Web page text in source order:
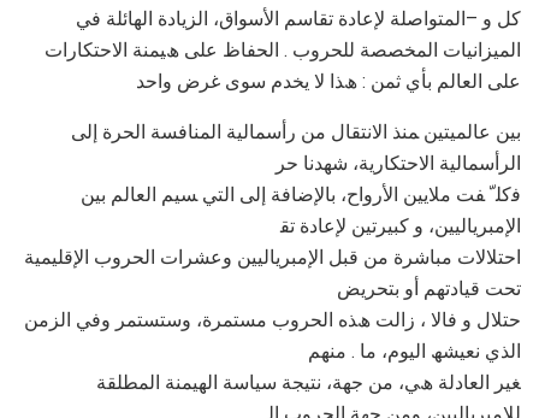
ﻛﻞ و –اﻟﻤﺘﻮاﺻﻠﺔ ﻹﻋﺎدة ﺗﻘﺎﺳﻢ اﻷﺳﻮاق، اﻟﺰﯾﺎدة اﻟﮭﺎﺋﻠﺔ ﻓﻲ
اﻟﻤﯿﺰاﻧﯿﺎت اﻟﻤﺨﺼﺼﺔ ﻟﻠﺤﺮوب . اﻟﺤﻔﺎظ ﻋﻠﻰ ھﯿﻤﻨﺔ اﻻﺣﺘﻜﺎرات
ﻋﻠﻰ اﻟﻌﺎﻟﻢ ﺑﺄي ﺛﻤﻦ : ھﺬا ﻻ ﯾﺨﺪم ﺳﻮى ﻏﺮض واﺣﺪ
ﺑﯿﻦ ﻋﺎﻟﻤﯿﺘﯿﻦ ﻤﻨﺬ اﻻﻧﺘﻘﺎل ﻣﻦ رأﺳﻤﺎﻟﯿﺔ اﻟﻤﻨﺎﻓﺴﺔ اﻟﺤﺮة إﻟﻰ
اﻟﺮأﺳﻤﺎﻟﯿﺔ اﻻﺣﺘﻜﺎرﯾﺔ، ﺷﮭﺪﻧﺎ ﺣﺮ
ﻓﻛﻠ ّ ﻔﺖ ﻣﻼﯾﯿﻦ اﻷرواح، ﺑﺎﻹﺿﺎﻓﺔ إﻟﻰ اﻟﺘﻲ ﺴﯿﻢ اﻟﻌﺎﻟﻢ ﺑﯿﻦ
اﻹﻣﺒﺮﯾﺎﻟﯿﯿﻦ، و ﻛﺒﯿﺮﺗﯿﻦ ﻹﻋﺎدة ﺗﻘ
اﺣﺘﻼﻻت ﻣﺒﺎﺷﺮة ﻣﻦ ﻗﺒﻞ اﻹﻣﺒﺮﯾﺎﻟﯿﯿﻦ وﻋﺸﺮات اﻟﺤﺮوب اﻹﻗﻠﯿﻤﯿﺔ
ﺗﺤﺖ ﻗﯿﺎدﺗﮭﻢ أو ﺑﺘﺤﺮﯾﺾ
ﺣﺘﻼل و ﻓﺎﻻ ، زاﻟﺖ ھﺬه اﻟﺤﺮوب ﻣﺴﺘﻤﺮة، وﺳﺘﺴﺘﻤﺮ وﻓﻲ اﻟﺰﻣﻦ
اﻟﺬي ﻧﻌﯿﺸﮫ اﻟﯿﻮم، ﻣﺎ . ﻣﻨﮭﻢ
ﻐﯿﺮ اﻟﻌﺎدﻟﺔ ھﻲ، ﻣﻦ ﺟﮭﺔ، ﻧﺘﯿﺠﺔ ﺳﯿﺎﺳﺔ اﻟﮭﯿﻤﻨﺔ اﻟﻤﻄﻠﻘﺔ